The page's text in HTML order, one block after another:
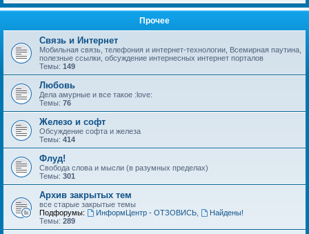
Прочее
Связь и Интернет
Мобильная связь, телефония и интернет-технологии, Всемирная паутина,
полезные ссылки, обсуждение интернесных интернет порталов
Темы: 149
Любовь
Дела амурные и все такое :love:
Темы: 76
Железо и софт
Обсуждение софта и железа
Темы: 414
Флуд!
Свобода слова и мысли (в разумных пределах)
Темы: 301
Архив закрытых тем
все старые закрытые темы
Подфорумы:
ИнформЦентр - ОТЗОВИСЬ,
Найдены!
Темы: 289